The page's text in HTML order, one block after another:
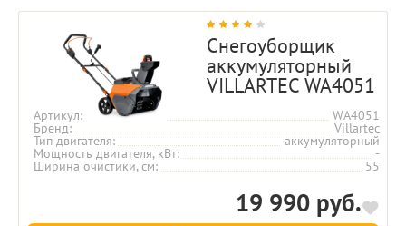
Снегоуборщик
аккумуляторный
VILLARTEC WA4051
Артикул WA4051
Бренд Villartec
Тип двигателя аккумуляторный
Мощность двигателя, кВт -
Ширина очистики, см 55
19 990 руб.